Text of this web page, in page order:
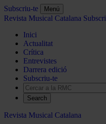
Subscriu-te Menú
Revista Musical Catalana
Inici
Actualitat
Crítica
Entrevistes
Darrera edició
Subscriu-te
Search
Revista Musical Catalana